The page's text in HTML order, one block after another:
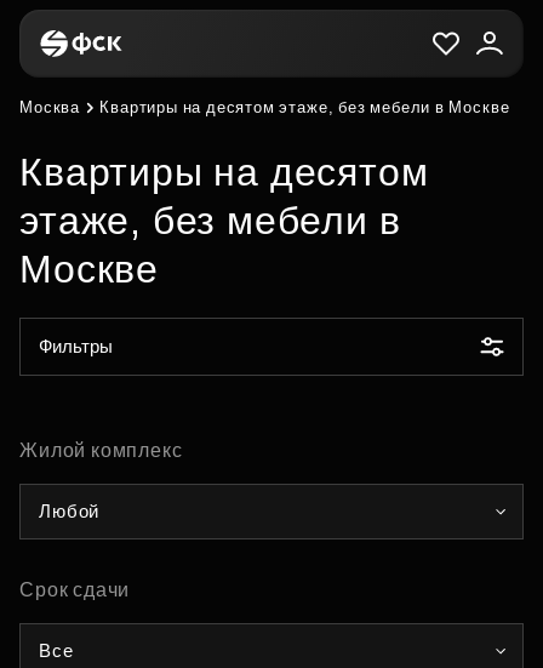
Москва Квартиры на десятом этаже, без мебели в Москве
Квартиры на десятом
этаже, без мебели в
Москве
Фильтры
Жилой комплекс
Любой
Срок сдачи
Все